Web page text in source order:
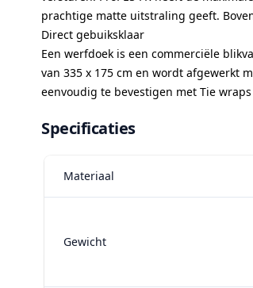
prachtige matte uitstraling geeft.
Direct gebuiksklaar
Een werfdoek is een commerciële
van 335 x 175 cm en wordt afgewerkt
eenvoudig te bevestigen met Tie
Specificaties
Materiaal
Gewicht